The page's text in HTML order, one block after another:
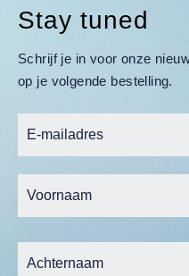
Stay tuned
Schrijf je in voor onze
op je volgende bestelling.